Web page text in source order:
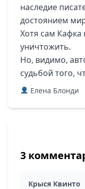
наследие
достоянием
Хотя сам Кафка
уничтожить.
Но, видимо,
судьбой того,
Елена Блонди
3
Крыся Квинто